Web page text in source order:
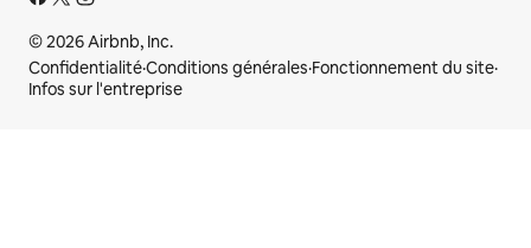
© 2026 Airbnb, Inc.
Confidentialité·Conditions générales·Fonctionnement du site·
Infos sur l'entreprise